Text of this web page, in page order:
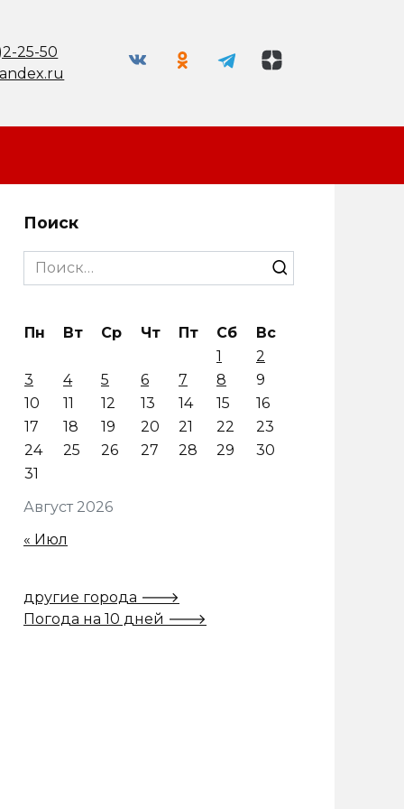
25-50
Поиск
Search
for:
Август 2026
Пн Вт Ср Чт Пт Сб
Вс
1
2
3
4 5 6 7 8
9
10
11 12 13 14 15
16
17
18 19 20 21 22
23
24
25 26 27 28 29
30
31
« Июл
другие города 🡒
Погода на 10 дней 🡒